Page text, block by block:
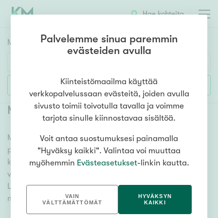
Hae kohteita
Myyntikohteet
Huoneluku
1h 2h 3h 4h 5h+
Asuntotyyppi
Kerros-/luhtitalo
Rivitalo/paritalo
Omakoti-/erillistalo
Maa- tai metsätila
Lisää hakuehtoja
Myytävät tontit Lahela
Meiltä löydät myytävät tontit Lahela, olitpa etsimässä
paikkaa uudelle talolle tai mökille. Ammattitaitoiset
kiinteistönvälittäjämme auttavat sinua unelmatontin
valitsemisessa. Katso alta kaikki myytävät tontit
Lahela ja tutustu vaihtoehtoihin. Meiltä löydät
mieleisesi!
Palvelemme sinua paremmin
evästeiden avulla
Kiinteistömaailma käyttää
verkkopalvelussaan evästeitä, joiden avulla
sivusto toimii toivotulla tavalla ja voimme
tarjota sinulle kiinnostavaa sisältöä.
Voit antaa suostumuksesi painamalla
"Hyväksy kaikki". Valintaa voi muuttaa
myöhemmin Evästeasetukset-linkin kautta.
VAIN
VÄLTTÄMÄTTÖMÄT
HYVÄKSYN
KAIKKI